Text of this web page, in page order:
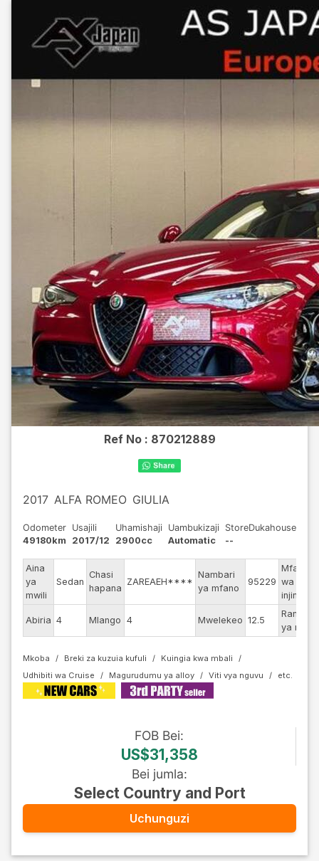
Ref No : 870212889
2017 ALFA ROMEO GIULIA
Odometer
49180km
Usajili
2017/12
Uhamishaji
2900cc
Uambukizaji
Automatic
StoreDukahouse
--
Aina
ya
mwili
Sedan
Chasi
hapana
ZAREAEH****
Nambari
ya mfano
95229
Mfano
wa
injini
Abiria 4 Mlango 4 Mwelekeo 12.5
Rangi
ya nje
Mkoba Breki za kuzuia kufuli
Kuingia kwa mbali
Udhibiti wa Cruise
Magurudumu ya alloy Viti vya nguvu
FOB Bei:
US$31,358
Bei jumla:
Select Country and Port
Uchunguzi